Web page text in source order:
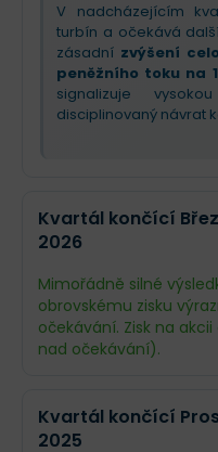
V nadcházejícím
turbín a očekává
zásadní zvýšení
peněžního toku na
signalizuje
disciplinovaný návrat
Kvartál končící
2026
Mimořádně silné
obrovskému zisku
očekávání. Zisk na akcii
nad očekávání).
Obrat
Kvartál končící
2025